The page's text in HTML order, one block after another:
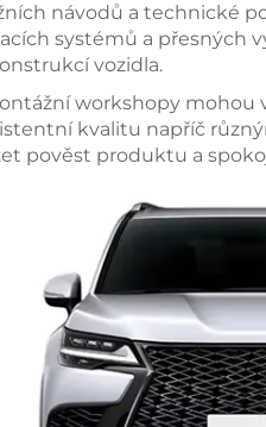
návodů a technické
systémů a přesných
vozidla.
workshopy
kvalitu napříč
pověst produktu a